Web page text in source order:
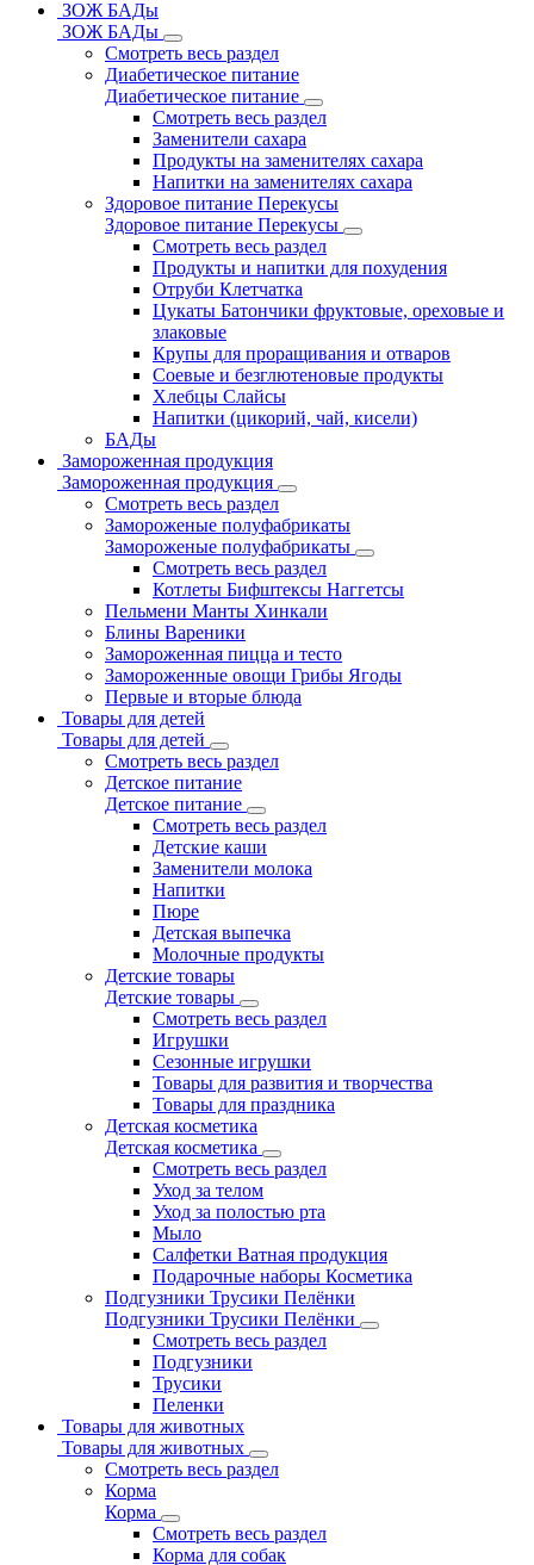
ЗОЖ БАДы
ЗОЖ БАДы
Смотреть весь раздел
Диабетическое питание
Диабетическое питание
Смотреть весь раздел
Заменители сахара
Продукты на заменителях сахара
Напитки на заменителях сахара
Здоровое питание Перекусы
Здоровое питание Перекусы
Смотреть весь раздел
Продукты и напитки для похудения
Отруби Клетчатка
Цукаты Батончики фруктовые, ореховые и
злаковые
Крупы для проращивания и отваров
Соевые и безглютеновые продукты
Хлебцы Слайсы
Напитки (цикорий, чай, кисели)
БАДы
Замороженная продукция
Замороженная продукция
Смотреть весь раздел
Замороженые полуфабрикаты
Замороженые полуфабрикаты
Смотреть весь раздел
Котлеты Бифштексы Наггетсы
Пельмени Манты Хинкали
Блины Вареники
Замороженная пицца и тесто
Замороженные овощи Грибы Ягоды
Первые и вторые блюда
Товары для детей
Товары для детей
Смотреть весь раздел
Детское питание
Детское питание
Смотреть весь раздел
Детские каши
Заменители молока
Напитки
Пюре
Детская выпечка
Молочные продукты
Детские товары
Детские товары
Смотреть весь раздел
Игрушки
Сезонные игрушки
Товары для развития и творчества
Товары для праздника
Детская косметика
Детская косметика
Смотреть весь раздел
Уход за телом
Уход за полостью рта
Мыло
Салфетки Ватная продукция
Подарочные наборы Косметика
Подгузники Трусики Пелёнки
Подгузники Трусики Пелёнки
Смотреть весь раздел
Подгузники
Трусики
Пеленки
Товары для животных
Товары для животных
Смотреть весь раздел
Корма
Корма
Смотреть весь раздел
Корма для собак